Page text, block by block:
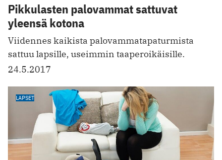
Pikkulasten palovammat sattuvat
yleensä kotona
Viidennes kaikista palovammatapaturmista
sattuu lapsille, useimmin taaperoikäisille.
24.5.2017
LAPSET